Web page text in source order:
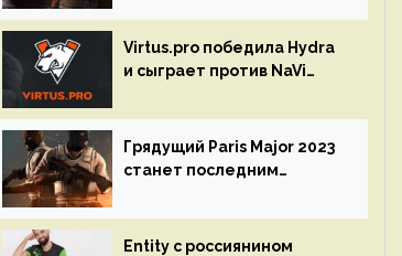
Virtus.pro победила Hydra
и сыграет против NaVi
Circuit
Грядущий Paris Major 2023
станет последним
GO
Entity с россиянином